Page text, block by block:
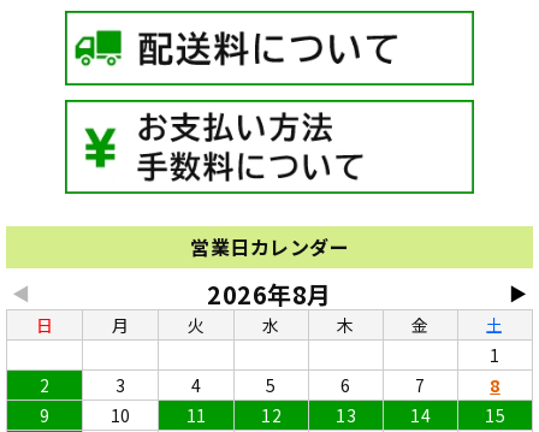
営業日カレンダー
◀ ▶
2026年8月
日 月 火 水 木 金
土
1
2
3 4 5 6 7
8
9
10 11 12 13 14
15